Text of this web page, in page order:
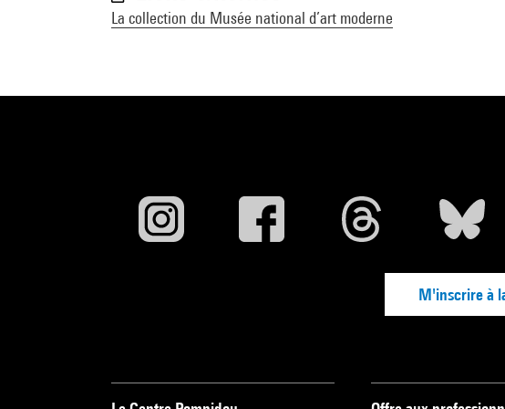
La collection du Musée national d’art moderne
M'inscrire à